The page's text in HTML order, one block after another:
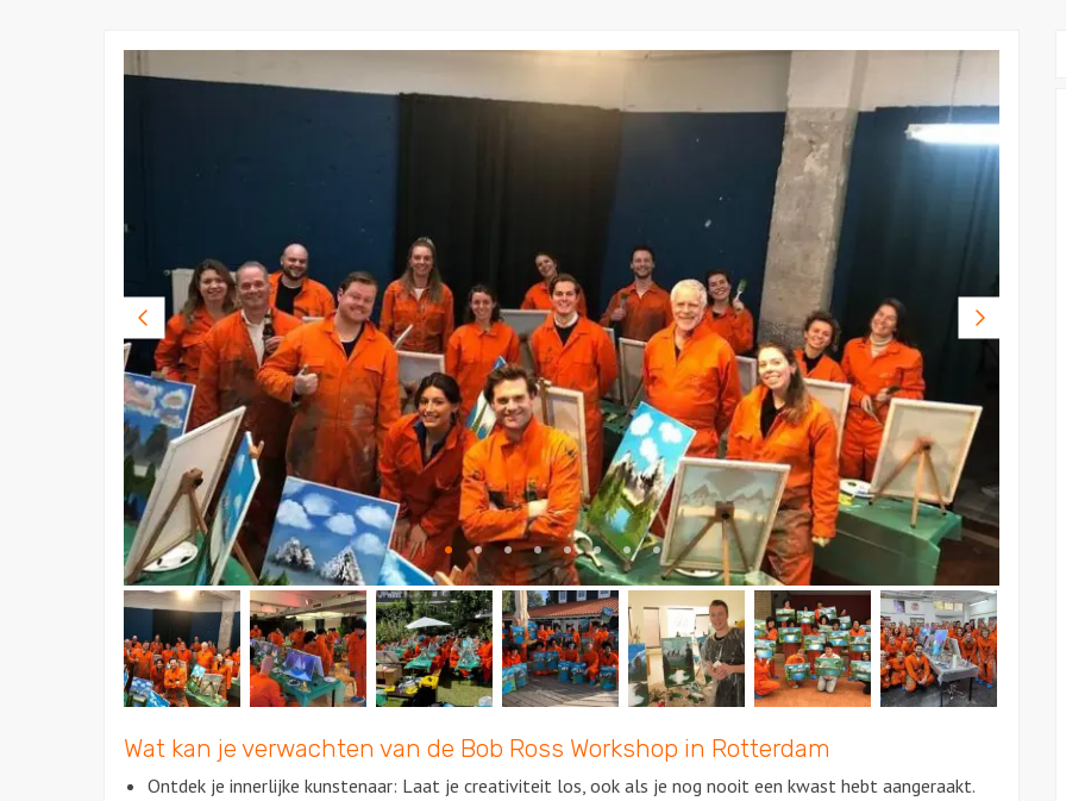
Vorige
foto
Volgende
foto
Wat kan je verwachten van de Bob Ross Workshop in Rotterdam
Ontdek je innerlijke kunstenaar: Laat je creativiteit los, ook als je nog nooit een kwast hebt aangeraakt.